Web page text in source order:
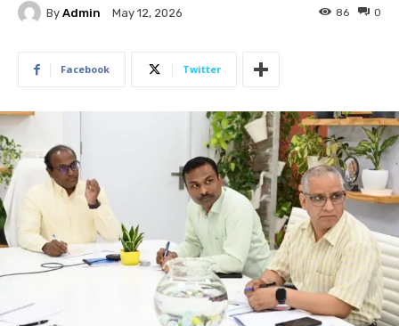
By Admin May 12, 2026 0
86
Facebook Twitter